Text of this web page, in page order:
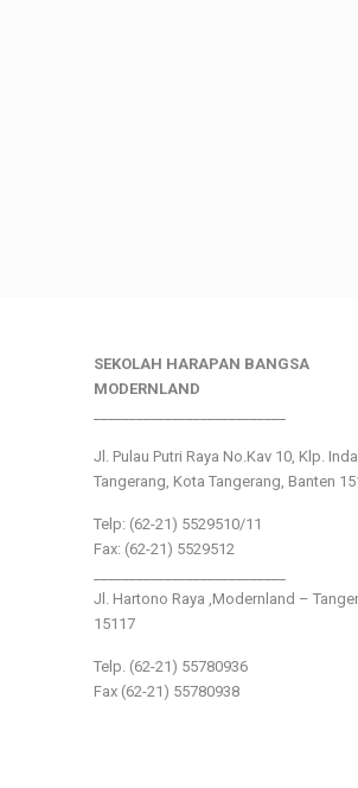
SEKOLAH HARAPAN BANGSA
MODERNLAND
Jl. Pulau Putri Raya No.Kav 10, Klp.
Tangerang, Kota Tangerang, Banten
Telp: (62-21) 5529510/11
Fax: (62-21) 5529512
Jl. Hartono Raya ,Modernland –
15117
Telp. (62-21) 55780936
Fax (62-21) 55780938